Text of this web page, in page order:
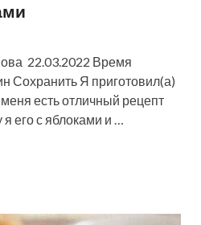
22.03.2022 Время
Сохранить Я приготовил(а)
есть отличный рецепт
я его с яблоками и …